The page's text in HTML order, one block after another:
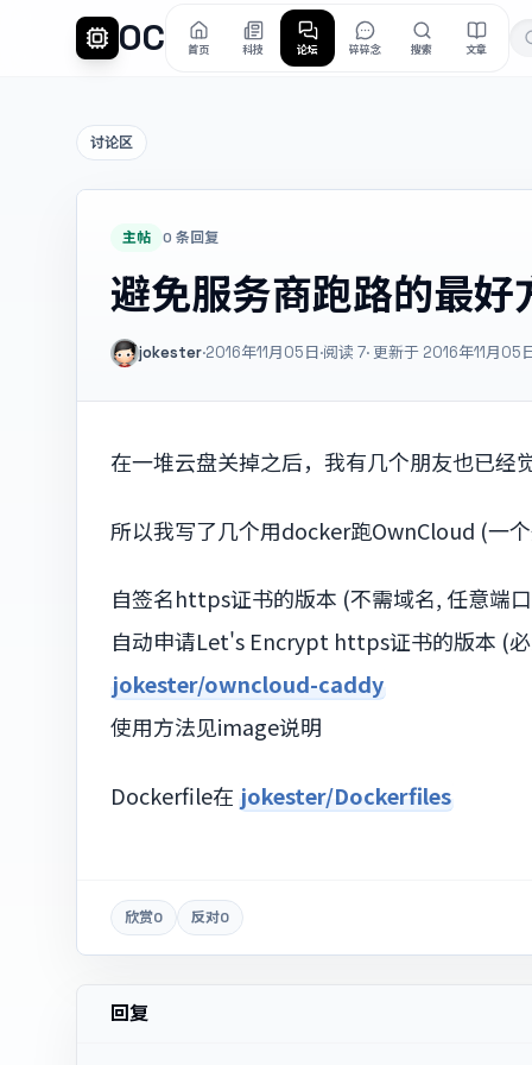
OC 首页 科技 论坛 碎碎念 搜索 文章
讨论区
主帖 0 条回复
避免服务商跑路的最好
jokester·2016年11月05日·阅读 7· 更新于 2016年11月05
在一堆云盘关掉之后，我有几个朋友也已经
所以我写了几个用docker跑OwnCloud (一
自签名https证书的版本 (不需域名, 任意端
自动申请Let's Encrypt https证书的版本 (
jokester/owncloud-caddy
使用方法见image说明
Dockerfile在 jokester/Dockerfiles
欣赏0 反对0
回复